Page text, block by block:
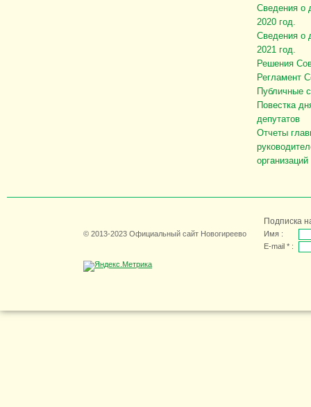
Сведения о
2020 год.
Сведения о
2021 год.
Решения
Регламент
Публичные
Повестка
депутатов
Отчеты
организаций
© 2013-2023 Официальный сайт Новогиреево
Подписка
Имя :
E-mail * :